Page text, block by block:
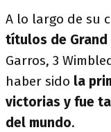
A lo largo de su
títulos de Grand
Garros, 3
haber sido la
victorias y fue
del mundo.